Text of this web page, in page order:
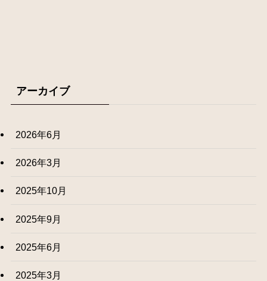
アーカイブ
2026年6月
2026年3月
2025年10月
2025年9月
2025年6月
2025年3月